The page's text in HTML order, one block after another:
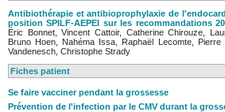
Antibiothérapie et antibioprophylaxie de
position SPILF-AEPEI sur les recommandations
Éric Bonnet, Vincent Cattoir, Catherine Chirouze,
Bruno Hoen, Nahéma Issa, Raphaël Lecomte, Pierre
Vandenesch, Christophe Strady
Fiches patient
Se faire vacciner pendant la grossesse
Prévention de l'infection par le CMV durant la